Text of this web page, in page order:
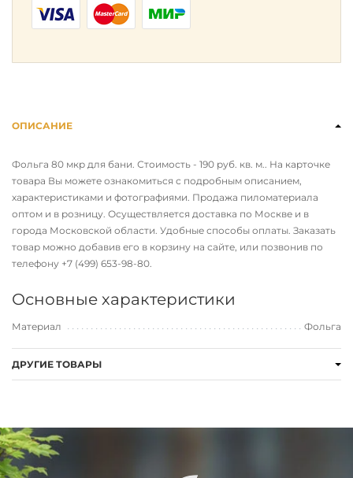
ОПИСАНИЕ
Фольга 80 мкр для бани. Стоимость - 190 руб. кв. м.. На карточке
товара Вы можете ознакомиться с подробным описанием,
характеристиками и фотографиями. Продажа пиломатериала
оптом и в розницу. Осуществляется доставка по Москве и в
города Московской области. Удобные способы оплаты. Заказать
товар можно добавив его в корзину на сайте, или позвонив по
телефону +7 (499) 653-98-80.
Основные характеристики
Материал Фольга
ДРУГИЕ ТОВАРЫ